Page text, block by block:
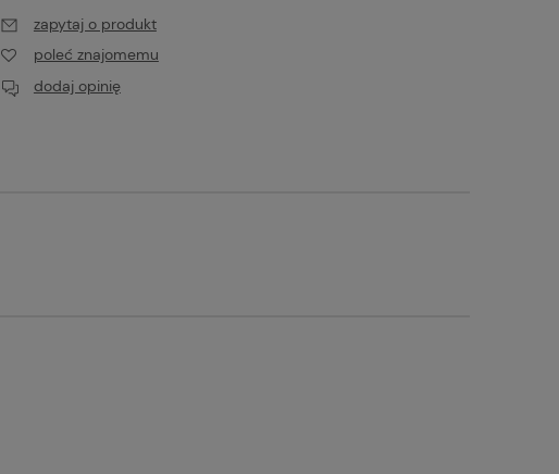
zapytaj o produkt
poleć znajomemu
dodaj opinię